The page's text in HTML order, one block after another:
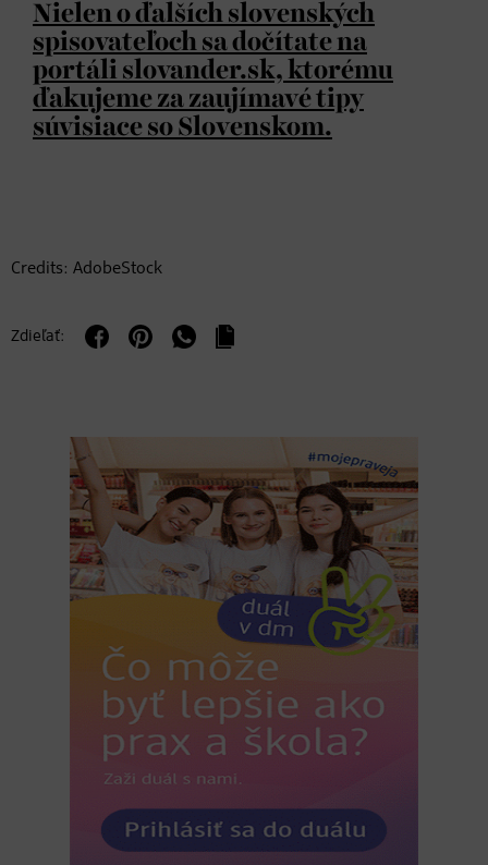
Nielen o ďalších slovenských
spisovateľoch sa dočítate na
portáli slovander.sk, ktorému
ďakujeme za zaujímavé tipy
súvisiace so Slovenskom.
Credits: AdobeStock
Zdieľať: